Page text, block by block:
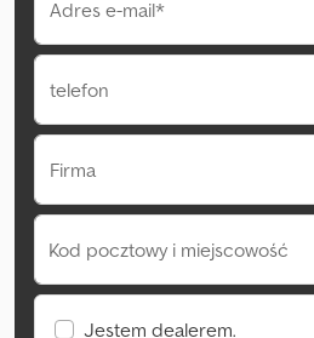
Adres e-mail*
telefon
Firma
Kod pocztowy i miejscowość
Jestem dealerem.